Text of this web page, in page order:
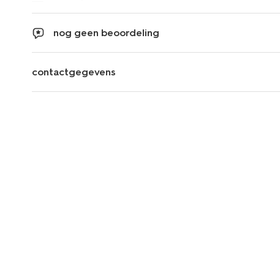
nog geen beoordeling
contactgegevens